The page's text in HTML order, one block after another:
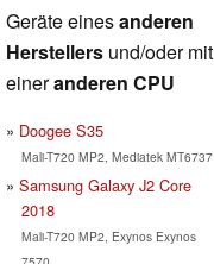
Geräte einesanderen
Herstellers und/oder mit
eineranderen CPU
Doogee S35
Mali-T720 MP2, Mediatek MT6737
Samsung Galaxy J2 Core
2018
Mali-T720 MP2, Exynos Exynos